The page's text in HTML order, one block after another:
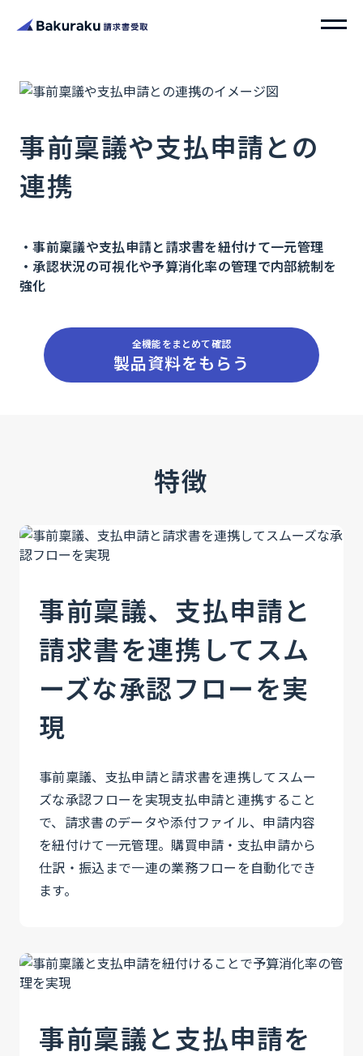
事前稟議や支払申請との
連携
・事前稟議や支払申請と請求書を紐付けて一元管理
・承認状況の可視化や予算消化率の管理で内部統制を
強化
全機能をまとめて確認
製品資料をもらう
特徴
事前稟議、支払申請と
請求書を連携してスム
ーズな承認フローを実
現
事前稟議、支払申請と請求書を連携してスムー
ズな承認フローを実現支払申請と連携すること
で、請求書のデータや添付ファイル、申請内容
を紐付けて一元管理。購買申請・支払申請から
仕訳・振込まで一連の業務フローを自動化でき
ます。
事前稟議と支払申請を